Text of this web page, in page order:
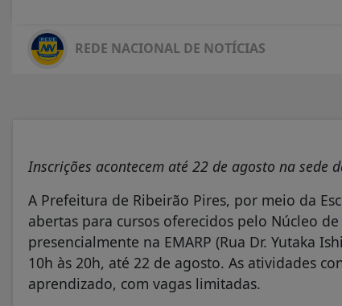
REDE NACIONAL DE NOTÍCIAS
Inscrições acontecem até 22 de agosto na sede
A Prefeitura de Ribeirão Pires, por meio da
abertas para cursos oferecidos pelo Núcleo
presencialmente na EMARP (Rua Dr. Yutaka
10h às 20h, até 22 de agosto. As atividades
aprendizado, com vagas limitadas.